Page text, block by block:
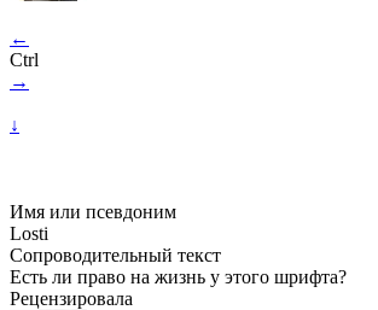
←
Ctrl
→
↓
Имя или псевдоним
Losti
Сопроводительный текст
Есть ли право на жизнь у этого шрифта?
Рецензировала